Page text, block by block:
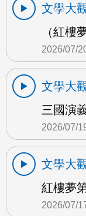
文學大
（紅樓
2026/07/
文學大
三國演
2026/07/
文學大
紅樓夢
2026/07/